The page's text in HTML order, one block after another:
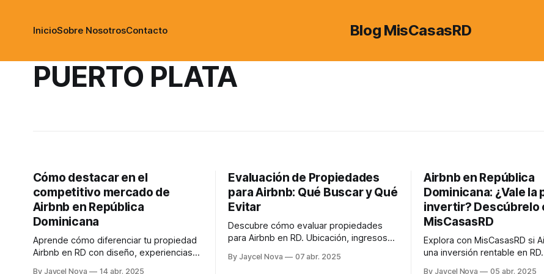
Blog MisCasasRD
InicioSobre NosotrosContacto
PUERTO PLATA
Cómo destacar en el
competitivo mercado de
Airbnb en República
Dominicana
Aprende cómo diferenciar tu propiedad
Airbnb en RD con diseño, experiencias
By Jaycel Nova 14 abr. 2025
Evaluación de Propiedades
para Airbnb: Qué Buscar y Qué
Evitar
Descubre cómo evaluar propiedades
para Airbnb en RD. Ubicación, ingresos
By Jaycel Nova 07 abr. 2025
Airbnb en República
Dominicana: ¿Vale la
invertir? Descúbrelo
MisCasasRD
Explora con MisCasasRD si
una inversión rentable en
By Jaycel Nova 05 abr. 2025